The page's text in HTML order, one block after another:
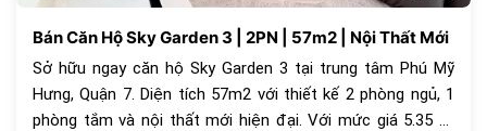
Bán Căn Hộ Sky Garden 3 | 2PN | 57m2 | Nội Thất Mới
Sở hữu ngay căn hộ Sky Garden 3 tại trung tâm Phú Mỹ
Hưng, Quận 7. Diện tích 57m2 với thiết kế 2 phòng ngủ, 1
phòng tắm và nội thất mới hiện đại. Với mức giá 5.35 tỷ